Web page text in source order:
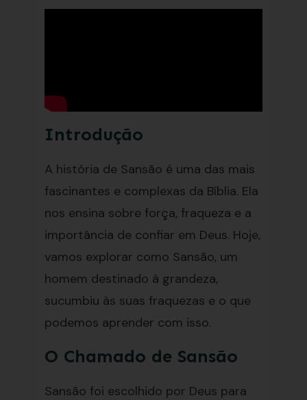
Introdução
A história de Sansão é uma das mais
fascinantes e complexas da Bíblia. Ela
nos ensina sobre força, fraqueza e a
importância de confiar em Deus. Hoje,
vamos explorar como Sansão, um
homem destinado à grandeza,
sucumbiu às suas fraquezas e o que
podemos aprender com isso.
O Chamado de Sansão
Sansão foi escolhido por Deus para